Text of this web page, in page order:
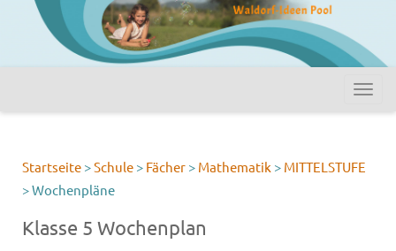
Startseite >Schule > Fächer > Mathematik > MITTELSTUFE
>Wochenpläne
Klasse 5 Wochenplan